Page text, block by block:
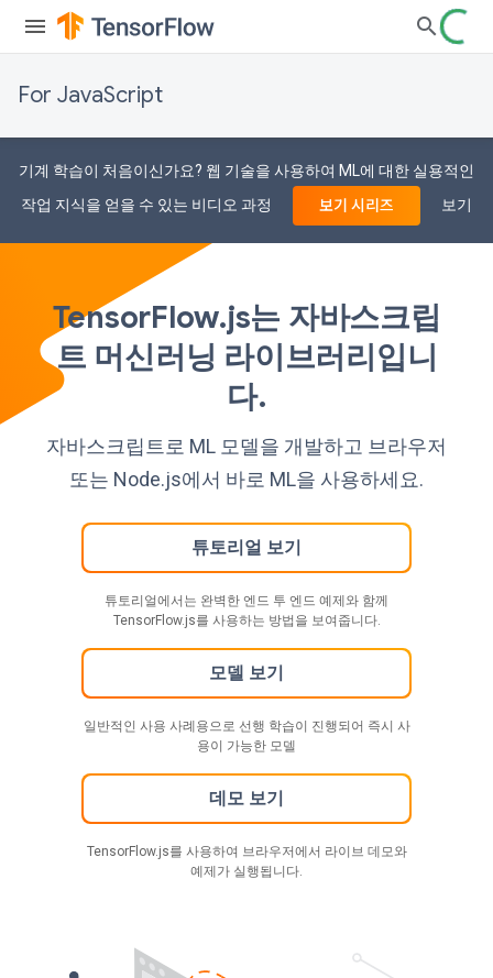
For JavaScript
기계 학습이 처음이신가요? 웹 기술을 사용하여 ML에 대한 실용적인
작업 지식을 얻을 수 있는 비디오 과정
보기 시리즈 보기
TensorFlow.js는 자바스크립
트 머신러닝 라이브러리입니
다.
자바스크립트로 ML 모델을 개발하고 브라우저
또는 Node.js에서 바로 ML을 사용하세요.
튜토리얼 보기
튜토리얼에서는 완벽한 엔드 투 엔드 예제와 함께
TensorFlow.js를 사용하는 방법을 보여줍니다.
모델 보기
일반적인 사용 사례용으로 선행 학습이 진행되어 즉시 사
용이 가능한 모델
데모 보기
TensorFlow.js를 사용하여 브라우저에서 라이브 데모와
예제가 실행됩니다.